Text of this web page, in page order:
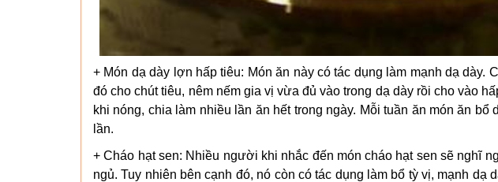
+ Món dạ dày lợn hấp tiêu: Món ăn này có tác dụng làm mạnh dạ dày.
đó cho chút tiêu, nêm nếm gia vị vừa đủ vào trong dạ dày rồi cho vào
khi nóng, chia làm nhiều lần ăn hết trong ngày. Mỗi tuần ăn món ăn
lần.
+ Cháo hạt sen: Nhiều người khi nhắc đến món cháo hạt sen sẽ nghĩ
ngủ. Tuy nhiên bên cạnh đó, nó còn có tác dụng làm bổ tỳ vị, mạnh dạ